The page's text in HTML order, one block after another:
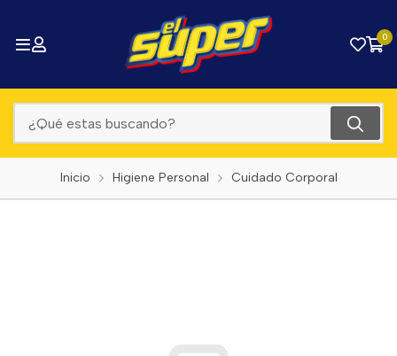
0
Inicio Higiene Personal Cuidado Corporal